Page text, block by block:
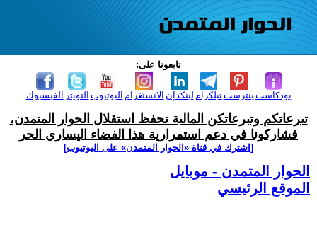
تابعونا على:
الفيسبوك التويتر اليوتيوب الانستغرام لينكدإن تيلكرامبنترست بودكاست
تبرعاتكم وتبرعاتكن المالية تحفظ استقلال الحوار المتمدن،
فشاركونا في دعم استمرارية هذا الفضاء اليساري الحر
[اشترك في قناة ‫«الحوار المتمدن» على اليوتيوب]
الحوار المتمدن - موبايل
الموقع الرئيسي